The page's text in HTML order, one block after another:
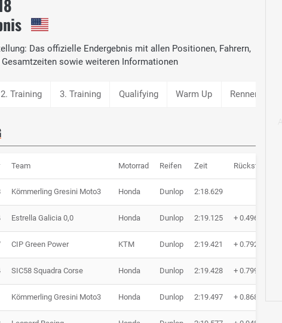
Das offizielle Endergebnis mit allen Positionen, Fahrern,
Gesamtzeiten sowie weiteren Informationen
2. Training 3. Training Qualifying Warm Up Rennen
Team Motorrad Reifen Zeit Rückstand
Kömmerling Gresini Moto3 Honda Dunlop 2:18.629
Estrella Galicia 0,0 Honda Dunlop 2:19.125 + 0.496
CIP Green Power KTM Dunlop 2:19.421 + 0.792
SIC58 Squadra Corse Honda Dunlop 2:19.428 + 0.799
Kömmerling Gresini Moto3 Honda Dunlop 2:19.497 + 0.868